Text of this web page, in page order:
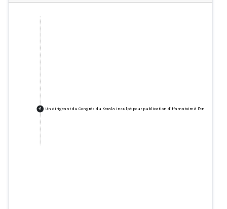
+1 Un dirigeant du Congrès du Kerala inculpé pour publication diffamatoire à l'encontre du